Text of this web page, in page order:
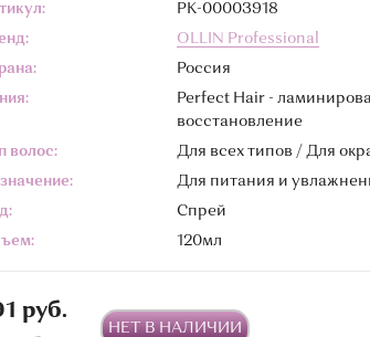
РК-00003918
OLLIN Professional
Россия
Perfect Hair -
восстановление
волос:
Для всех типов / Для
Для питания и
Спрей
120мл
руб.
НЕТ В НАЛИЧИИ